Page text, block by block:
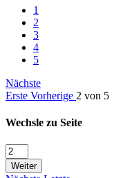
1
2
3
4
5
Nächste
Erste Vorherige 2 von 5
Wechsle zu Seite
Weiter